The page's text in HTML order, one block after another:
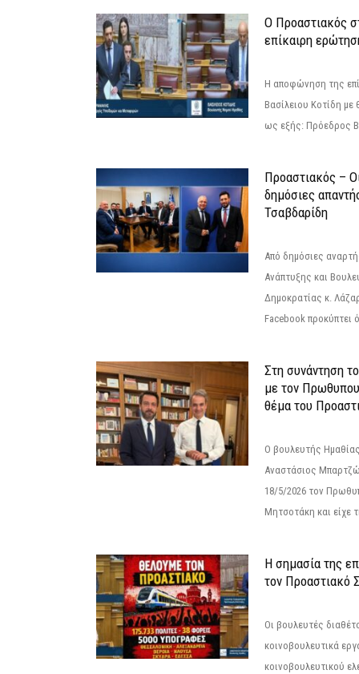
Ο Προαστιακός
επίκαιρη
Η αποφώνηση της
Βασίλειου Κοτίδη με
ως εξής: Πρόεδρος
Προαστιακός –
δημόσιες
Τσαβδαρίδη
Από δημόσιες
Ανάπτυξης και
Δημοκρατίας κ.
Facebook προκύπτει
Στη συνάντηση
με τον
θέμα του
Ο βουλευτής
Αναστάσιος
18/5/2026 τον
Μητσοτάκη και είχε
Η σημασία της
τον Προαστιακό
Οι βουλευτές
κοινοβουλευτικά
κοινοβουλευτικού